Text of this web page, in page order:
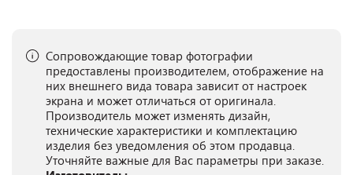
Сопровождающие товар фотографии
предоставлены производителем, отображение на
них внешнего вида товара зависит от настроек
экрана и может отличаться от оригинала.
Производитель может изменять дизайн,
технические характеристики и комплектацию
изделия без уведомления об этом продавца.
Уточняйте важные для Вас параметры при заказе.